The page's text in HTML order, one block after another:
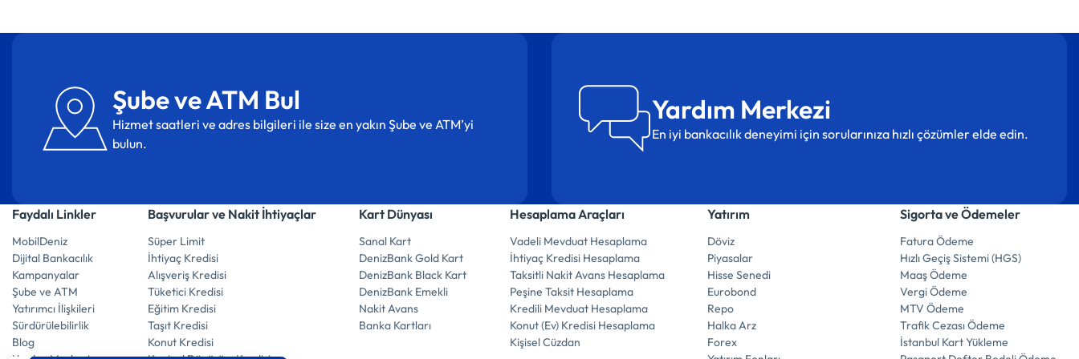
Şube ve ATM Bul
Hizmet saatleri ve adres bilgileri ile size en yakın Şube ve ATM’yi
bulun.
Yardım Merkezi
En iyi bankacılık deneyimi için sorularınıza hızlı çözümler elde edin.
Faydalı Linkler
MobilDeniz
Dijital Bankacılık
Kampanyalar
Şube ve ATM
Yatırımcı İlişkileri
Sürdürülebilirlik
Blog
Başvurular ve Nakit İhtiyaçlar
Süper Limit
İhtiyaç Kredisi
Alışveriş Kredisi
Tüketici Kredisi
Eğitim Kredisi
Taşıt Kredisi
Konut Kredisi
Kart Dünyası
Sanal Kart
DenizBank Gold Kart
DenizBank Black Kart
DenizBank Emekli
Nakit Avans
Banka Kartları
Hesaplama Araçları
Vadeli Mevduat Hesaplama
İhtiyaç Kredisi Hesaplama
Taksitli Nakit Avans Hesaplama
Peşine Taksit Hesaplama
Kredili Mevduat Hesaplama
Konut (Ev) Kredisi Hesaplama
Kişisel Cüzdan
Yatırım
Döviz
Piyasalar
Hisse Senedi
Eurobond
Repo
Halka Arz
Forex
Sigorta ve Ödemeler
Fatura Ödeme
Hızlı Geçiş Sistemi (HGS)
Maaş Ödeme
Vergi Ödeme
MTV Ödeme
Trafik Cezası Ödeme
İstanbul Kart Yükleme